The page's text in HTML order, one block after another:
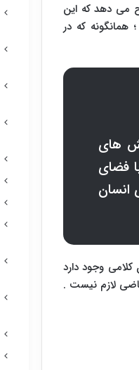
می دهد که این
که در
های
فضای
انسان
وجود دارد
لازم نیست .